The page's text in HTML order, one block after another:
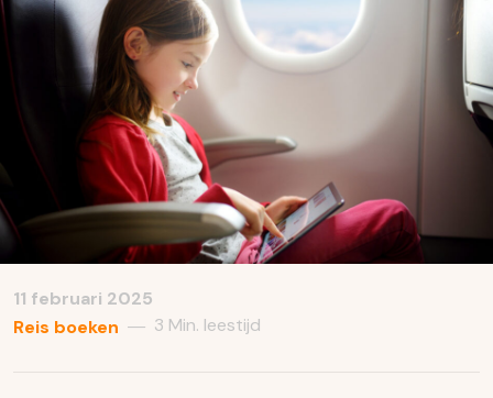
11 februari 2025
Reis boeken — 3 Min. leestijd